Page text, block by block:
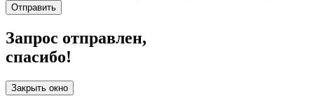
Отправить
Запрос отправлен,
спасибо!
Закрыть окно